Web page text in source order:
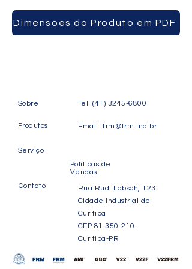
CAIXAS
Dimensões do Produto em PDF
Sobre Tel:(41) 3245-6800
Produtos Email:frm@frm.ind.br
Serviço
Políticas de
Vendas
Contato
Rua Rudi Labsch, 123
Cidade Industrial de
Curitiba
CEP 81.350-210 .
Curitiba-PR